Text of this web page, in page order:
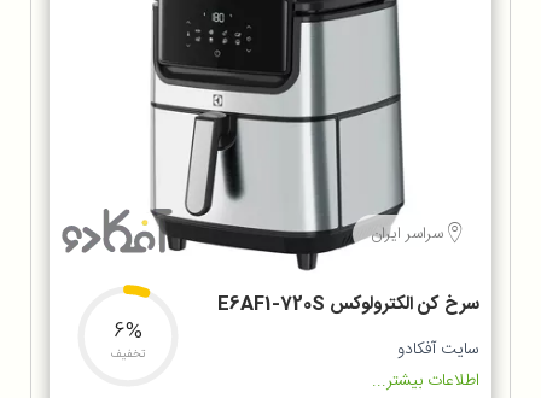
سراسر ایران
سرخ کن الکترولوکس E6AF1-720S
سایت آفکادو
اطلاعات بیشتر...
6%
تخفیف